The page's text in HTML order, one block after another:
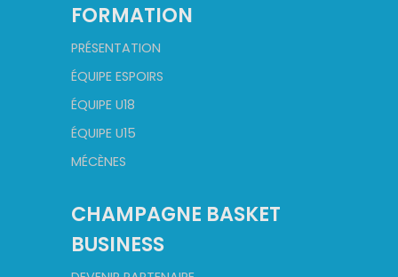
FORMATION
PRÉSENTATION
ÉQUIPE ESPOIRS
ÉQUIPE U18
ÉQUIPE U15
MÉCÈNES
CHAMPAGNE BASKET
BUSINESS